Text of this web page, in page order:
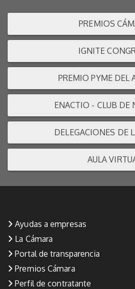
PREMIOS
IGNITE
PREMIO PYME DEL
ENACTIO - CLUB DE
DELEGACIONES DE
AULA
Ayudas a empresas
La Cámara
Portal de transparencia
Premios Cámara
Perfil de contratante